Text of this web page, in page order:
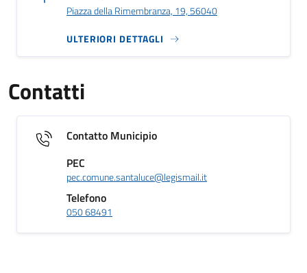
Piazza della Rimembranza, 19, 56040
ULTERIORI DETTAGLI
Contatti
Contatto Municipio
PEC
pec.comune.santaluce@legismail.it
Telefono
050 68491